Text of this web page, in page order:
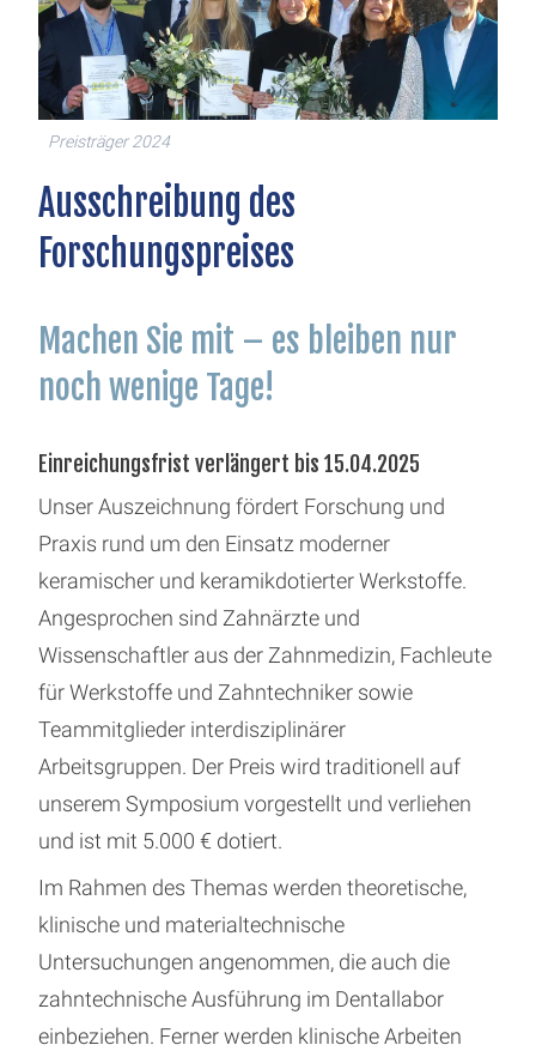
Preisträger 2024
Ausschreibung des
Forschungspreises
Machen Sie mit – es bleiben nur
noch wenige Tage!
Einreichungsfrist verlängert bis 15.04.2025
Unser Auszeichnung fördert Forschung und
Praxis rund um den Einsatz moderner
keramischer und keramikdotierter Werkstoffe.
Angesprochen sind Zahnärzte und
Wissenschaftler aus der Zahnmedizin, Fachleute
für Werkstoffe und Zahntechniker sowie
Teammitglieder interdisziplinärer
Arbeitsgruppen. Der Preis wird traditionell auf
unserem Symposium vorgestellt und verliehen
und ist mit 5.000 € dotiert.
Im Rahmen des Themas werden theoretische,
klinische und materialtechnische
Untersuchungen angenommen, die auch die
zahntechnische Ausführung im Dentallabor
einbeziehen. Ferner werden klinische Arbeiten